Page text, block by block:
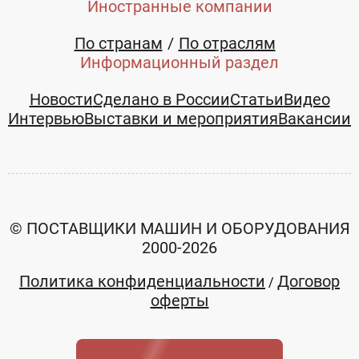
2959844
2959844
вертикальный
термоусадочная
Иностранные компании
По странам
По отраслям
Информационный раздел
НовостиСделано в РоссииСтатьиВидео
ИнтервьюВыставки и мероприятияВакансии
© ПОСТАВЩИКИ МАШИН И ОБОРУДОВАНИЯ
2000-2026
Политика конфиденциальности / Договор
оферты